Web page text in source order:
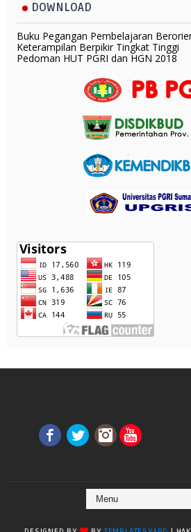
DOWNLOAD
Buku Pegangan Pembelajaran
Keterampilan Berpikir Tingkat Tinggi
Pedoman HUT PGRI dan HGN 2018